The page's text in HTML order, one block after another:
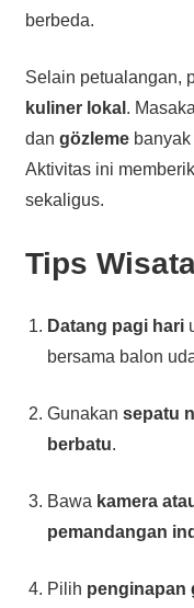
berbeda.
Selain petualangan,
kuliner lokal .
dan gözlemebanyak
Aktivitas ini
sekaligus.
Tips
Datang pagi hari
bersama balon
Gunakan sepatu
berbatu.
Bawa kamera
pemandangan
Pilih penginapan